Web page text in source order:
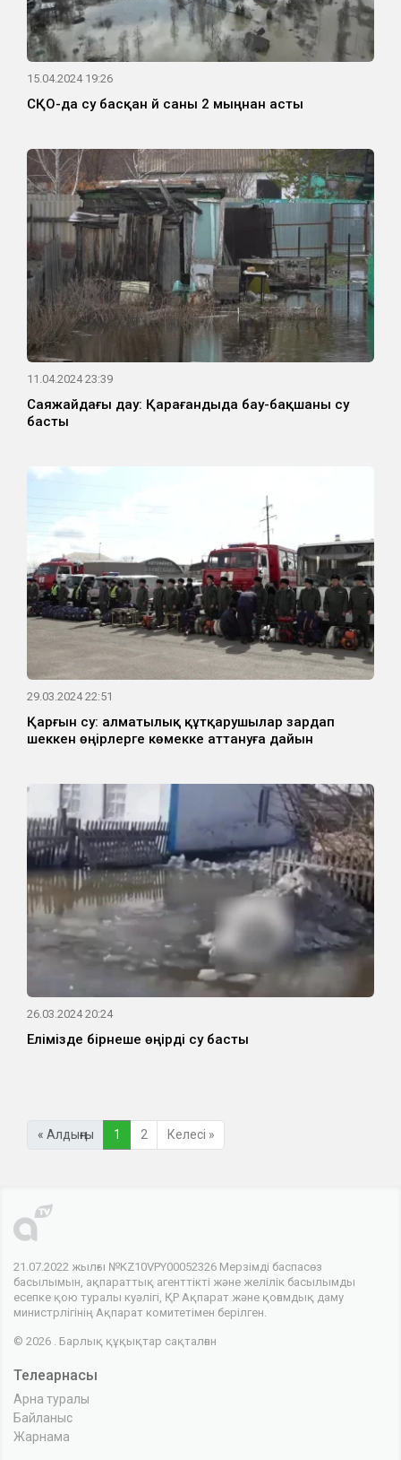
15.04.2024 19:26
СҚО-да су басқан үй саны 2 мыңнан асты
11.04.2024 23:39
Саяжайдағы дау: Қарағандыда бау-бақшаны су
басты
29.03.2024 22:51
Қарғын су: алматылық құтқарушылар зардап
шеккен өңірлерге көмекке аттануға дайын
26.03.2024 20:24
Елімізде бірнеше өңірді су басты
« Алдыңғы 1 2 Келесі »
21.07.2022 жылғы №KZ10VPY00052326 Мерзімді баспасөз
басылымын, ақпараттық агенттікті және желілік басылымды
есепке қою туралы куәлігі, ҚР Ақпарат және қоғамдық даму
министрлігінің Ақпарат комитетімен берілген.
© 2026 . Барлық құқықтар сақталған
Телеарнасы
Арна туралы
Байланыс
Жарнама